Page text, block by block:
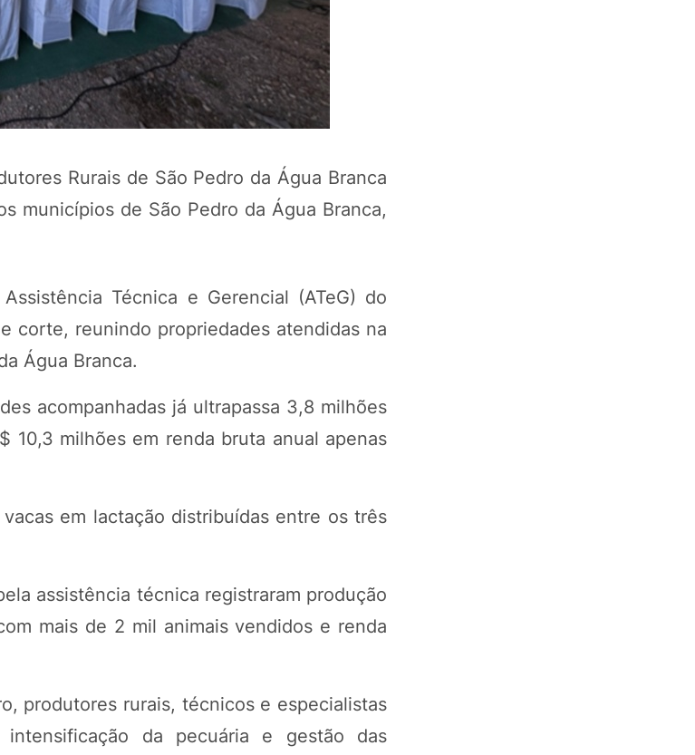
Rurais de São Pedro da Água Branca
municípios de São Pedro da Água Branca,
Técnica e Gerencial (ATeG) do
corte, reunindo propriedades atendidas na
Água Branca.
acompanhadas já ultrapassa 3,8 milhões
10,3 milhões em renda bruta anual apenas
em lactação distribuídas entre os três
assistência técnica registraram produção
mais de 2 mil animais vendidos e renda
produtores rurais, técnicos e especialistas
intensificação da pecuária e gestão das